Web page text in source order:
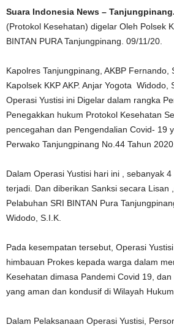
Suara Indonesia News – Tanjungpinang.
(Protokol Kesehatan) digelar Oleh Polsek
BINTAN PURA Tanjungpinang. 09/11/20.
Kapolres Tanjungpinang, AKBP Fernando,
Kapolsek KKP AKP. Anjar Yogota Widodo,
Operasi Yustisi ini Digelar dalam rangka
Penegakkan hukum Protokol Kesehatan
pencegahan dan Pengendalian Covid- 19
Perwako Tanjungpinang No.44 Tahun 2020.
Dalam Operasi Yustisi hari ini , sebanyak
terjadi. Dan diberikan Sanksi secara Lisan
Pelabuhan SRI BINTAN Pura
Widodo, S.I.K.
Pada kesempatan tersebut, Operasi
himbauan Prokes kepada warga dalam
Kesehatan dimasa Pandemi Covid 19,
yang aman dan kondusif di Wilayah
Dalam Pelaksanaan Operasi Yustisi,